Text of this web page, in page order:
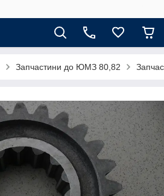
Запчастини до ЮМЗ 80,82